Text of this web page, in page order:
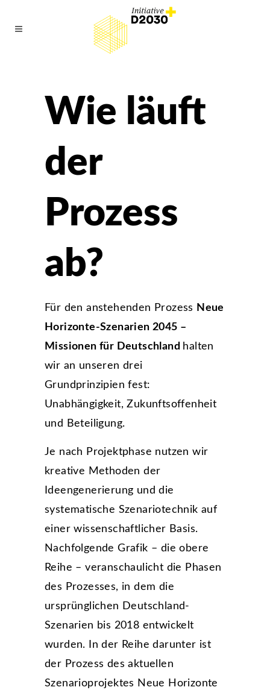
Wie läuft
der
Prozess
ab?
Für den anstehenden Prozess Neue
Horizonte-Szenarien 2045 –
Missionen für Deutschland halten
wir an unseren drei
Grundprinzipien fest:
Unabhängigkeit, Zukunftsoffenheit
und Beteiligung.
Je nach Projektphase nutzen wir
kreative Methoden der
Ideengenerierung und die
systematische Szenariotechnik auf
einer wissenschaftlicher Basis.
Nachfolgende Grafik – die obere
Reihe – veranschaulicht die Phasen
des Prozesses, in dem die
ursprünglichen Deutschland-
Szenarien bis 2018 entwickelt
wurden. In der Reihe darunter ist
der Prozess des aktuellen
Szenarioprojektes Neue Horizonte